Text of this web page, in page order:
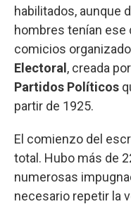
habilitados, aunque
hombres tenían ese
comicios
Electoral, creada
Partidos Políticos
partir de 1925.
El comienzo del
total. Hubo más de
numerosas
necesario repetir la